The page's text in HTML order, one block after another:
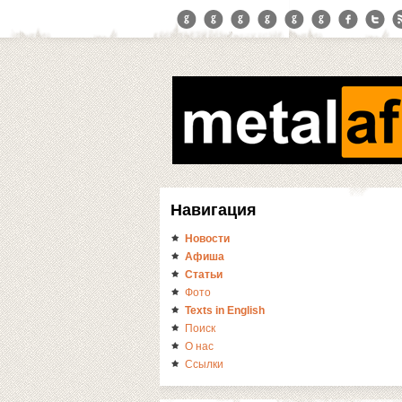
Навигация
Новости
Афиша
Статьи
Фото
Texts in English
Поиск
О нас
Ссылки